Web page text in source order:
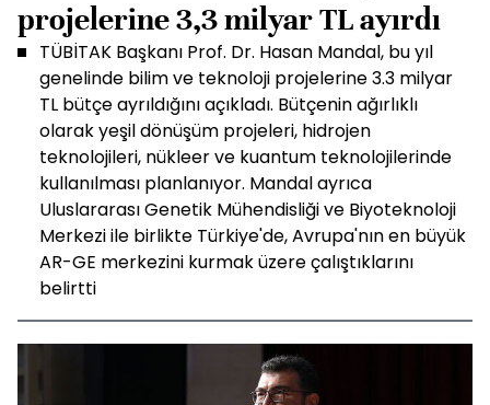
projelerine 3,3 milyar TL ayırdı
TÜBİTAK Başkanı Prof. Dr. Hasan Mandal, bu yıl
genelinde bilim ve teknoloji projelerine 3.3 milyar
TL bütçe ayrıldığını açıkladı. Bütçenin ağırlıklı
olarak yeşil dönüşüm projeleri, hidrojen
teknolojileri, nükleer ve kuantum teknolojilerinde
kullanılması planlanıyor. Mandal ayrıca
Uluslararası Genetik Mühendisliği ve Biyoteknoloji
Merkezi ile birlikte Türkiye'de, Avrupa'nın en büyük
AR-GE merkezini kurmak üzere çalıştıklarını
belirtti